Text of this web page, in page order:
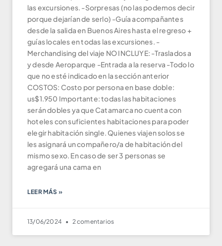
las excursiones. -Sorpresas (no las podemos decir
porque dejarían de serlo) -Guía acompañantes
desde la salida en Buenos Aires hasta el regreso +
guías locales en todas las excursiones. -
Merchandising del viaje NO INCLUYE: -Traslados a
y desde Aeroparque -Entrada a la reserva -Todo lo
que no esté indicado en la sección anterior
COSTOS: Costo por persona en base doble:
us$1.950 Importante: todas las habitaciones
serán dobles ya que Catamarca no cuenta con
hoteles con suficientes habitaciones para poder
elegir habitación single. Quienes viajen solos se
les asignará un compañero/a de habitación del
mismo sexo. En caso de ser 3 personas se
agregará una cama en
LEER MÁS »
13/06/2024 2 comentarios